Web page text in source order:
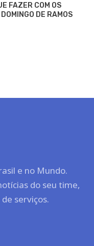
FAZER COM OS
DE RAMOS
e no Mundo.
do seu time,
serviços.